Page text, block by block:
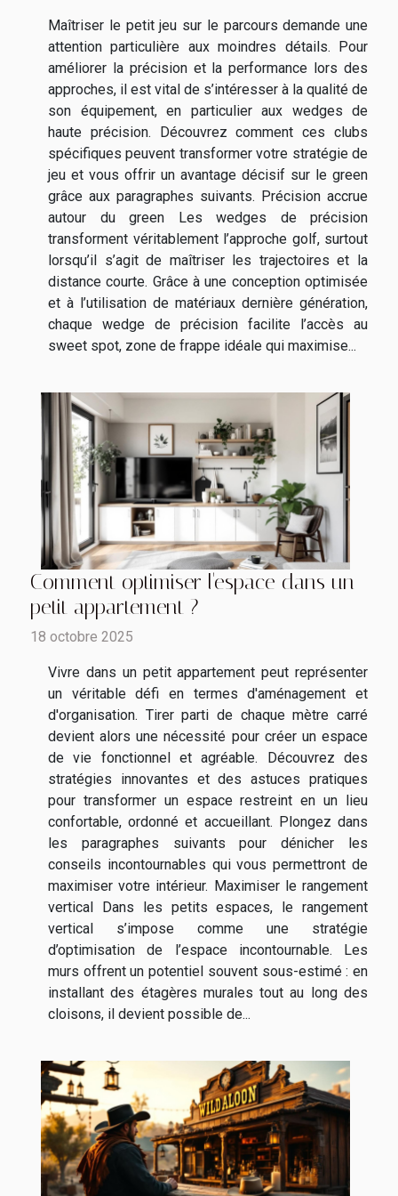
Maîtriser le petit jeu sur le parcours demande une
attention particulière aux moindres détails. Pour
améliorer la précision et la performance lors des
approches, il est vital de s’intéresser à la qualité de
son équipement, en particulier aux wedges de
haute précision. Découvrez comment ces clubs
spécifiques peuvent transformer votre stratégie de
jeu et vous offrir un avantage décisif sur le green
grâce aux paragraphes suivants. Précision accrue
autour du green Les wedges de précision
transforment véritablement l’approche golf, surtout
lorsqu’il s’agit de maîtriser les trajectoires et la
distance courte. Grâce à une conception optimisée
et à l’utilisation de matériaux dernière génération,
chaque wedge de précision facilite l’accès au
sweet spot, zone de frappe idéale qui maximise...
Comment optimiser l'espace dans un
petit appartement ?
18 octobre 2025
Vivre dans un petit appartement peut représenter
un véritable défi en termes d'aménagement et
d'organisation. Tirer parti de chaque mètre carré
devient alors une nécessité pour créer un espace
de vie fonctionnel et agréable. Découvrez des
stratégies innovantes et des astuces pratiques
pour transformer un espace restreint en un lieu
confortable, ordonné et accueillant. Plongez dans
les paragraphes suivants pour dénicher les
conseils incontournables qui vous permettront de
maximiser votre intérieur. Maximiser le rangement
vertical Dans les petits espaces, le rangement
vertical s’impose comme une stratégie
d’optimisation de l’espace incontournable. Les
murs offrent un potentiel souvent sous-estimé : en
installant des étagères murales tout au long des
cloisons, il devient possible de...